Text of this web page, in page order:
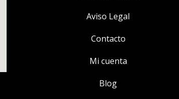
Aviso Legal
Contacto
Mi cuenta
Blog